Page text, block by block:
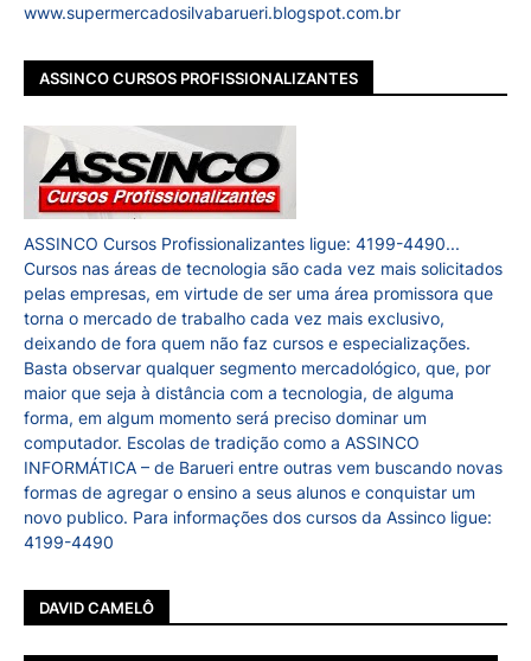
www.supermercadosilvabarueri.blogspot.com.br
ASSINCO CURSOS PROFISSIONALIZANTES
ASSINCO Cursos Profissionalizantes ligue: 4199-4490...
Cursos nas áreas de tecnologia são cada vez mais solicitados
pelas empresas, em virtude de ser uma área promissora que
torna o mercado de trabalho cada vez mais exclusivo,
deixando de fora quem não faz cursos e especializações.
Basta observar qualquer segmento mercadológico, que, por
maior que seja à distância com a tecnologia, de alguma
forma, em algum momento será preciso dominar um
computador. Escolas de tradição como a ASSINCO
INFORMÁTICA – de Barueri entre outras vem buscando novas
formas de agregar o ensino a seus alunos e conquistar um
novo publico. Para informações dos cursos da Assinco ligue:
4199-4490
DAVID CAMELÔ